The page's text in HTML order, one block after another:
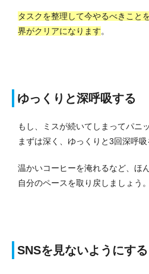
タスクを整理して今やるべきこと
界がクリアになります。
ゆっくりと深呼吸する
もし、ミスが続いてしまってパニ
まずは深く、ゆっくりと3回深呼吸
温かいコーヒーを淹れるなど、ほ
自分のペースを取り戻しましょう。
SNSを見ないようにする